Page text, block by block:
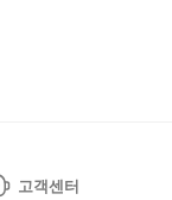
고객센터